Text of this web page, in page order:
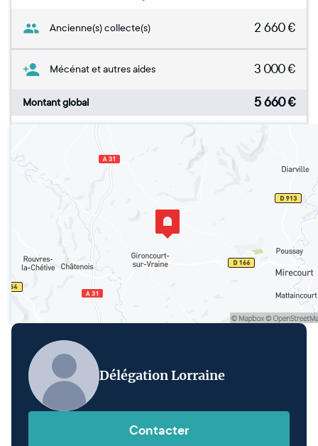
Ancienne(s) collecte(s) 2 660€
Mécénat et autres aides 3 000€
Montant global 5 660€
Délégation Lorraine
Contacter